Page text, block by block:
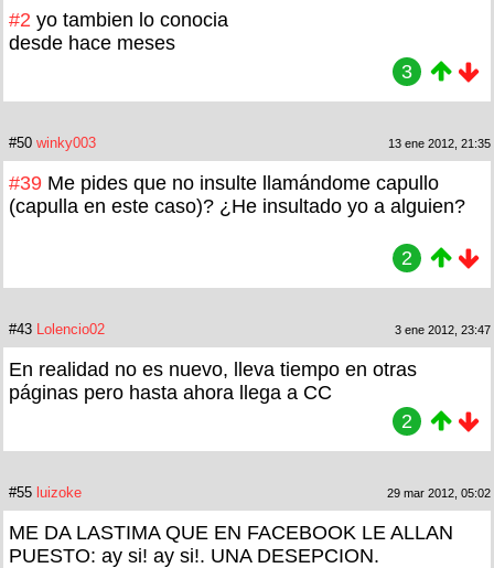
#2 yo tambien lo conocia
desde hace meses
3
#50 winky003 13 ene 2012, 21:35
#39 Me pides que no insulte llamándome capullo
(capulla en este caso)? ¿He insultado yo a alguien?
2
#43 Lolencio02 3 ene 2012, 23:47
En realidad no es nuevo, lleva tiempo en otras
páginas pero hasta ahora llega a CC
2
#55 luizoke 29 mar 2012, 05:02
ME DA LASTIMA QUE EN FACEBOOK LE ALLAN
PUESTO: ay si! ay si!. UNA DESEPCION.